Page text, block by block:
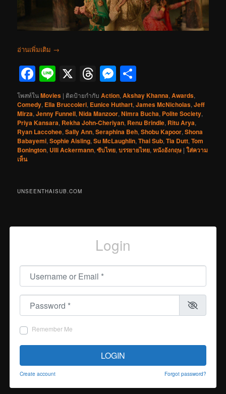
อ่านเพิ่มเติม →
Facebook
Line
X Threads
Messenger
โพสท์ในMovies | ติดป้ายกำกับ Action,Akshay Khanna,Awards,
Comedy, Ella Bruccoleri, Eunice Huthart,James McNicholas,Jeff
Mirza,Jenny Funnell,Nida Manzoor,Nimra Bucha, Polite Society,
Priya Kansara, Rekha John-Cheriyan, Renu Brindle, Ritu Arya,
Ryan Laccohee,Sally Ann,Seraphina Beh,Shobu Kapoor,Shona
Babayemi,Sophie Aisling,Su McLaughlin,Thai Sub,Tia Dutt,Tom
Bonington, Ulli Ackermann,ซับไทย,บรรยายไทย,หนังอังกฤษ |ใส่ความ
เห็น
UNSEENTHAISUB.COM
Login
Username or Email
Password
Remember Me
LOGIN
Create account Forgot password?